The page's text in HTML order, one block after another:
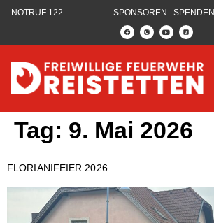
NOTRUF 122 SPONSOREN SPENDEN
Tag: 9. Mai 2026
FLORIANIFEIER 2026